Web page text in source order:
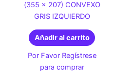
(355 x 207) CONVEXO
GRIS IZQUIERDO
Añadir al carrito
Por Favor Regístrese
para comprar